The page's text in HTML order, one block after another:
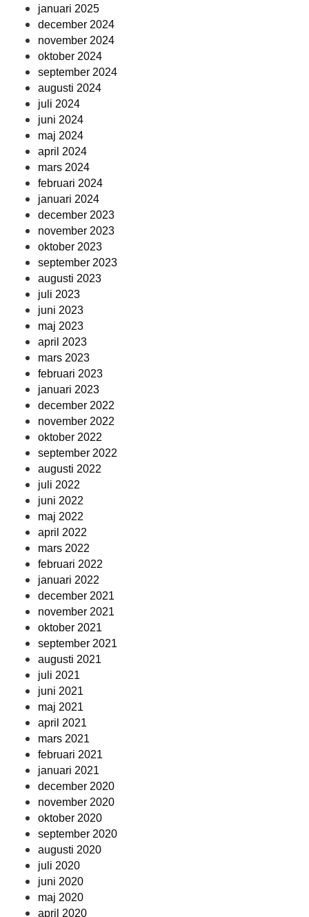
januari 2025
december 2024
november 2024
oktober 2024
september 2024
augusti 2024
juli 2024
juni 2024
maj 2024
april 2024
mars 2024
februari 2024
januari 2024
december 2023
november 2023
oktober 2023
september 2023
augusti 2023
juli 2023
juni 2023
maj 2023
april 2023
mars 2023
februari 2023
januari 2023
december 2022
november 2022
oktober 2022
september 2022
augusti 2022
juli 2022
juni 2022
maj 2022
april 2022
mars 2022
februari 2022
januari 2022
december 2021
november 2021
oktober 2021
september 2021
augusti 2021
juli 2021
juni 2021
maj 2021
april 2021
mars 2021
februari 2021
januari 2021
december 2020
november 2020
oktober 2020
september 2020
augusti 2020
juli 2020
juni 2020
maj 2020
april 2020